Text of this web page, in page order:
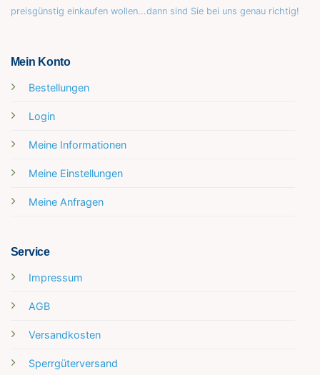
preisgünstig einkaufen wollen...dann sind Sie bei uns genau richtig!
Mein Konto
Bestellungen
Login
Meine Informationen
Meine Einstellungen
Meine Anfragen
Service
Impressum
AGB
Versandkosten
Sperrgüterversand